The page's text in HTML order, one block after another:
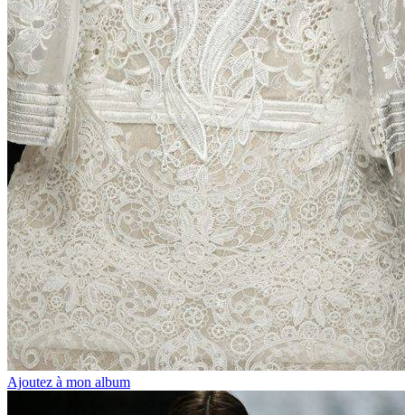
Ajoutez à mon album